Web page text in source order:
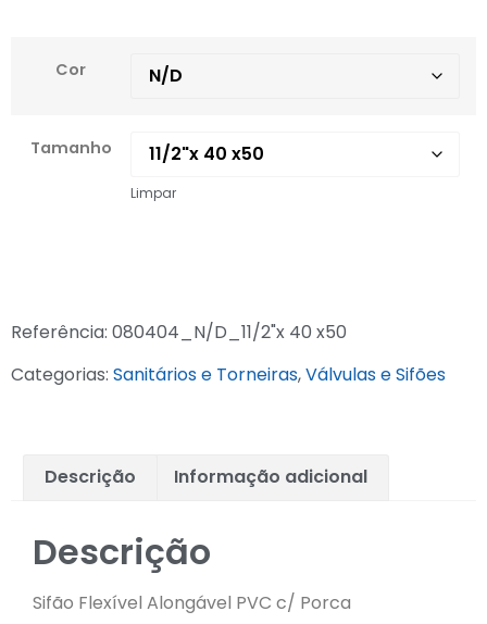
Cor
Tamanho
Limpar
Referência: 080404_N/D_11/2"x 40 x50
Categorias: Sanitários e Torneiras,Válvulas e Sifões
Descrição Informação adicional
Descrição
Sifão Flexível Alongável PVC c/ Porca